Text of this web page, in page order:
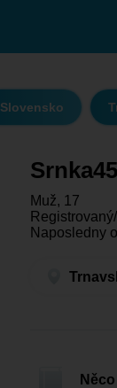
Slovensko
Srnka45
Muž, 17
Naposledny